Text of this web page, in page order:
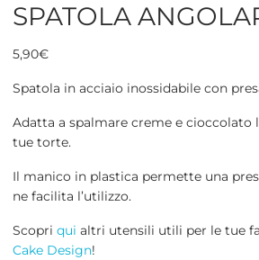
SPATOLA
5,90€
Spatola in acciaio inossidabile con
Adatta a spalmare creme e cioccolato
tue torte.
Il manico in plastica permette una
ne facilita l’utilizzo.
Scopri qui altri utensili utili per le tue
Cake Design!